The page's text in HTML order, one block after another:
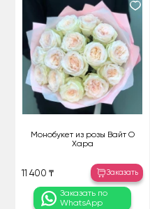
Монобукет из розы Вайт О
Хара
11 400 ₸ Заказать
Заказать по
WhatsApp